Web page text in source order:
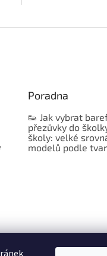
Poradna
👟 Jak vybrat
přezůvky do
školy: velké
modelů podle